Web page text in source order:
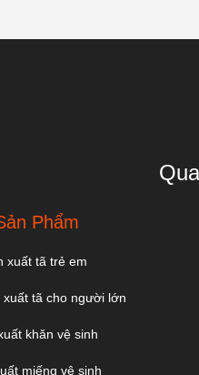
Phẩm
xuất tã trẻ em
xuất tã cho người lớn
khăn vệ sinh
miếng vệ sinh